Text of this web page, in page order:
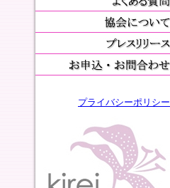
プライバシーポリシー